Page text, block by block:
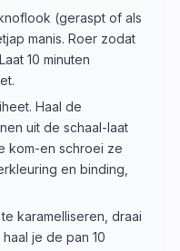
(geraspt of als
manis. Roer zodat
10 minuten
Haal de
uit de schaal-laat
kom-en schroei ze
en binding,
karamelliseren, draai
je de pan 10